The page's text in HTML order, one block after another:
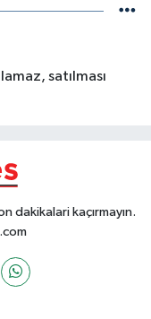
satılması
dakikalari kaçırmayın.